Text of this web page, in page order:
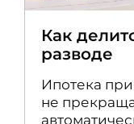
Как
разводе
Ипотека
не